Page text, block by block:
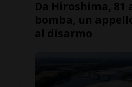
Da Hiroshima, 81
bomba, un
al disarmo